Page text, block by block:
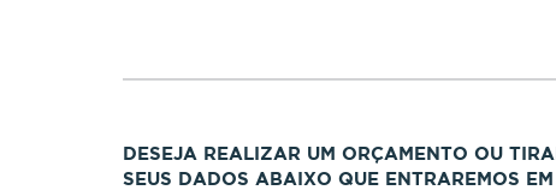
DESEJA REALIZAR UM ORÇAMENTO OU
SEUS DADOS ABAIXO QUE ENTRAREMOS